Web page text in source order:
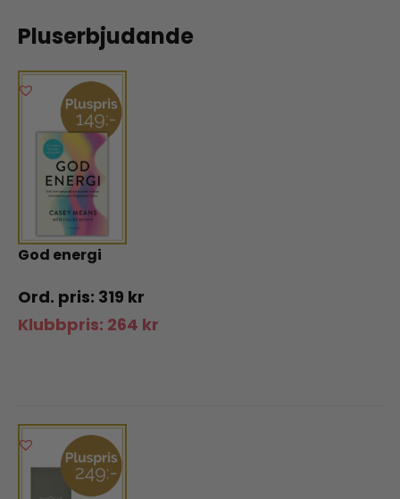
Pluserbjudande
God energi
319 kr
Klubbpris: 264 kr